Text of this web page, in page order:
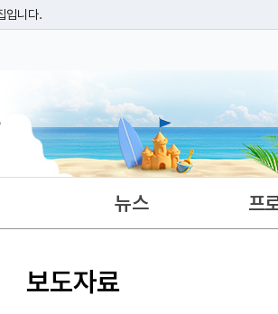
입니다.
용하고 있다면 아래 URL에서 도메인 주소를 확인해
뉴스 프
보도자료